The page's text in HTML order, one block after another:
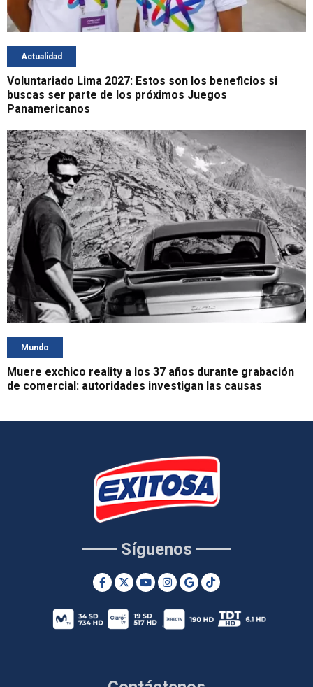
Actualidad
Voluntariado Lima 2027: Estos son los beneficios si
buscas ser parte de los próximos Juegos
Panamericanos
Mundo
Muere exchico reality a los 37 años durante grabación
de comercial: autoridades investigan las causas
Síguenos